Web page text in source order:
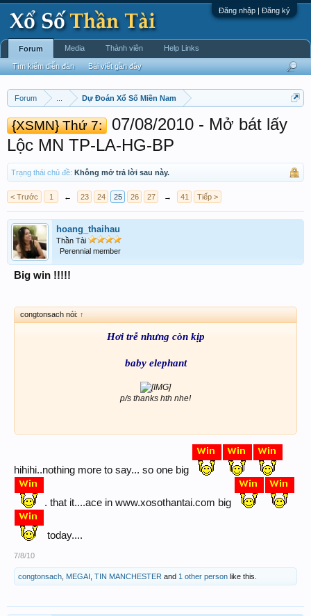
Đăng nhập | Đăng ký
Forum Dự Đoán Xổ Số Miền Nam
{XSMN} Thứ 7:
07/08/2010 - Mở bát lấy
Lộc MN TP-LA-HG-BP ‎
Trạng thái chủ đề: Không mở trả lời sau này.
< Trước 1 ← 23 24 25 26 27 → 41 Tiếp >
hoang_thaihau
Thần Tài
Perennial member
Big win !!!!!
congtonsach nói: ↑
Hơi trễ nhưng còn kịp
baby elephant
p/s thanks hth nhe!​
hihihi..nothing more to say... so one big
. that it....ace in www.xosothantai.com big
today....
7/8/10
congtonsach MEGAI TIN MANCHESTER and 1 other person like this.
Forum
Tìm kiếm diễn đàn Bài viết gần đây
Media Thành viên Help Links